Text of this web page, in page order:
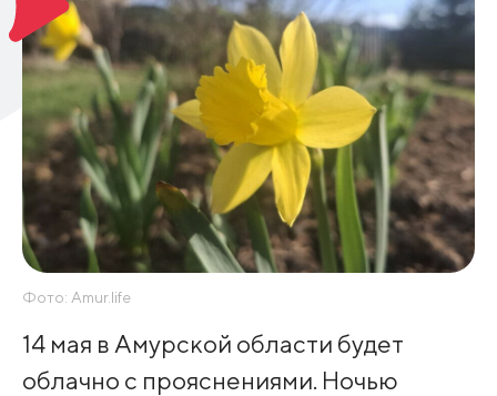
Фото: Amur.life
14 мая в Амурской области будет
облачно с прояснениями. Ночью